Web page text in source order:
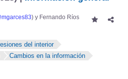
| Información general
del interior